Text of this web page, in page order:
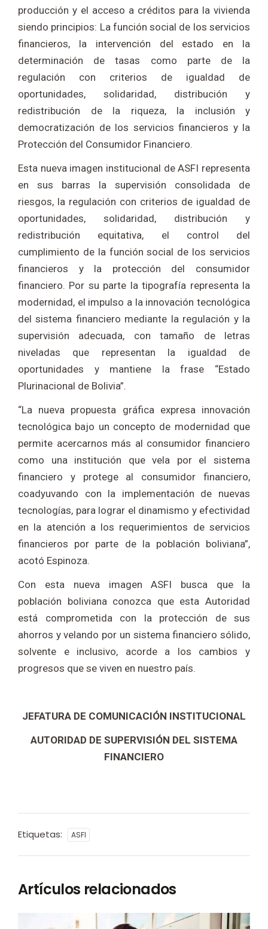
producción y el acceso a créditos para la vivienda
siendo principios: La función social de los servicios
financieros, la intervención del estado en la
determinación de tasas como parte de la
regulación con criterios de igualdad de
oportunidades, solidaridad, distribución y
redistribución de la riqueza, la inclusión y
democratización de los servicios financieros y la
Protección del Consumidor Financiero.
Esta nueva imagen institucional de ASFI representa
en sus barras la supervisión consolidada de
riesgos, la regulación con criterios de igualdad de
oportunidades, solidaridad, distribución y
redistribución equitativa, el control del
cumplimiento de la función social de los servicios
financieros y la protección del consumidor
financiero. Por su parte la tipografía representa la
modernidad, el impulso a la innovación tecnológica
del sistema financiero mediante la regulación y la
supervisión adecuada, con tamaño de letras
niveladas que representan la igualdad de
oportunidades y mantiene la frase “Estado
Plurinacional de Bolivia”.
“La nueva propuesta gráfica expresa innovación
tecnológica bajo un concepto de modernidad que
permite acercarnos más al consumidor financiero
como una institución que vela por el sistema
financiero y protege al consumidor financiero,
coadyuvando con la implementación de nuevas
tecnologías, para lograr el dinamismo y efectividad
en la atención a los requerimientos de servicios
financieros por parte de la población boliviana”,
acotó Espinoza.
Con esta nueva imagen ASFI busca que la
población boliviana conozca que esta Autoridad
está comprometida con la protección de sus
ahorros y velando por un sistema financiero sólido,
solvente e inclusivo, acorde a los cambios y
progresos que se viven en nuestro país.
JEFATURA DE COMUNICACIÓN INSTITUCIONAL
AUTORIDAD DE SUPERVISIÓN DEL SISTEMA
FINANCIERO
Etiquetas: ASFI
Artículos relacionados